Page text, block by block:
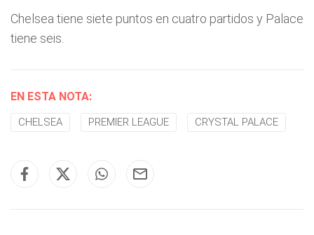
Chelsea tiene siete puntos en cuatro partidos y Palace
tiene seis.
EN ESTA NOTA:
CHELSEA PREMIER LEAGUE CRYSTAL PALACE